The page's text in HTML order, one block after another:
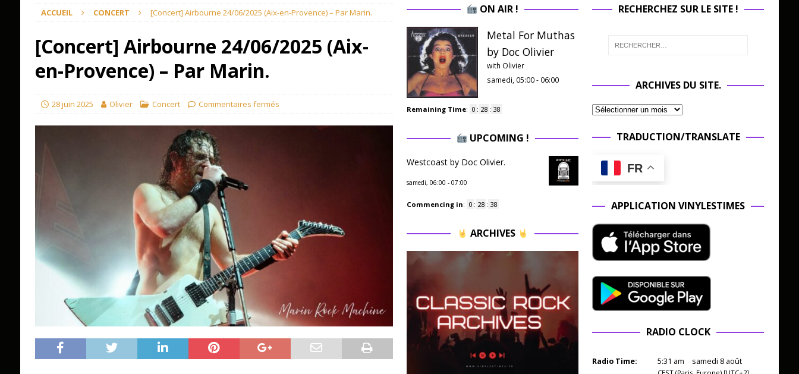
ACCUEIL CONCERT [Concert] Airbourne 24/06/2025 (Aix-en-Provence) – Par Marin.
[Concert] Airbourne 24/06/2025 (Aix-
en-Provence) – Par Marin.
28 juin 2025 Olivier Concert Commentaires fermés
ON AIR !
Metal For Muthas
by Doc Olivier
with Olivier
samedi, 05:00 - 06:00
Remaining Time: 0 : 28 : 37
UPCOMING !
Westcoast by Doc Olivier.
samedi, 06:00 - 07:00
Commencing in: 0 : 28 : 37
ARCHIVES
RECHERCHEZ SUR LE SITE !
ARCHIVES DU SITE.
TRADUCTION/TRANSLATE
FR
APPLICATION VINYLESTIMES
RADIO CLOCK
Radio Time: 5:31 am samedi 8 août